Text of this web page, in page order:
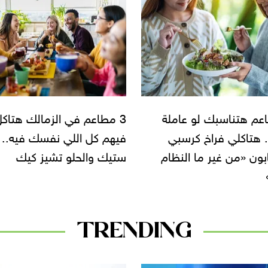
في الزمالك هتاكل
اللي نفسك فيه..
تشيز كيك
هتاكل في مطاعم أوبن آير
وهتشوف «قمر الفراولة»..
فرصة بتيجي مرة واحدة
TRENDING